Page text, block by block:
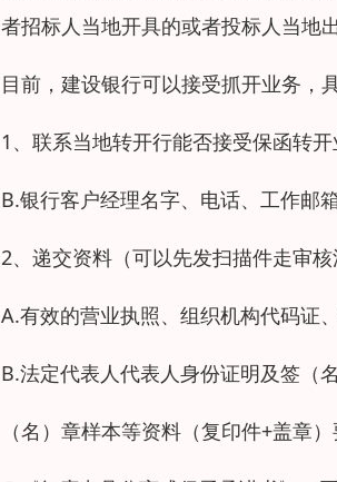
者招标人当地开具的或者投标人当地
目前，建设银行可以接受抓开业务，
1、联系当地转开行能否接受保函转
B.银行客户经理名字、电话、工作邮
2、递交资料（可以先发扫描件走审核
A.有效的营业执照、组织机构代码证
B.法定代表人代表人身份证明及签（
（名）章样本等资料（复印件+盖章